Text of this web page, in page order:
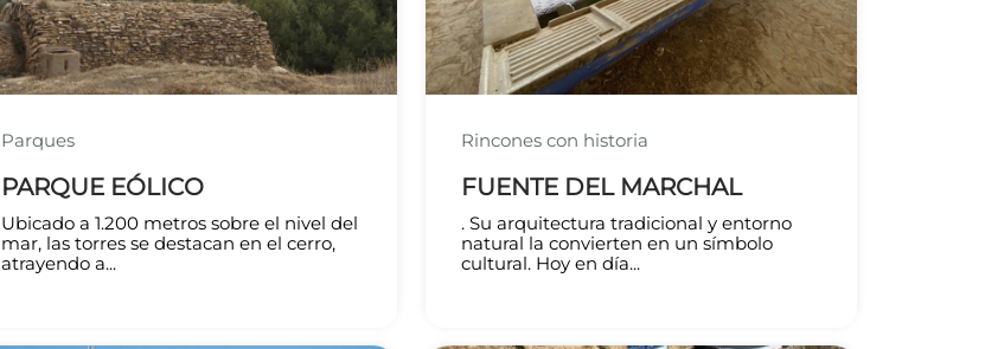
Parques
PARQUE EÓLICO
Ubicado a 1.200 metros sobre el nivel del
mar, las torres se destacan en el cerro,
atrayendo a...
Rincones con historia
FUENTE DEL MARCHAL
. Su arquitectura tradicional y entorno
natural la convierten en un símbolo
cultural. Hoy en día...